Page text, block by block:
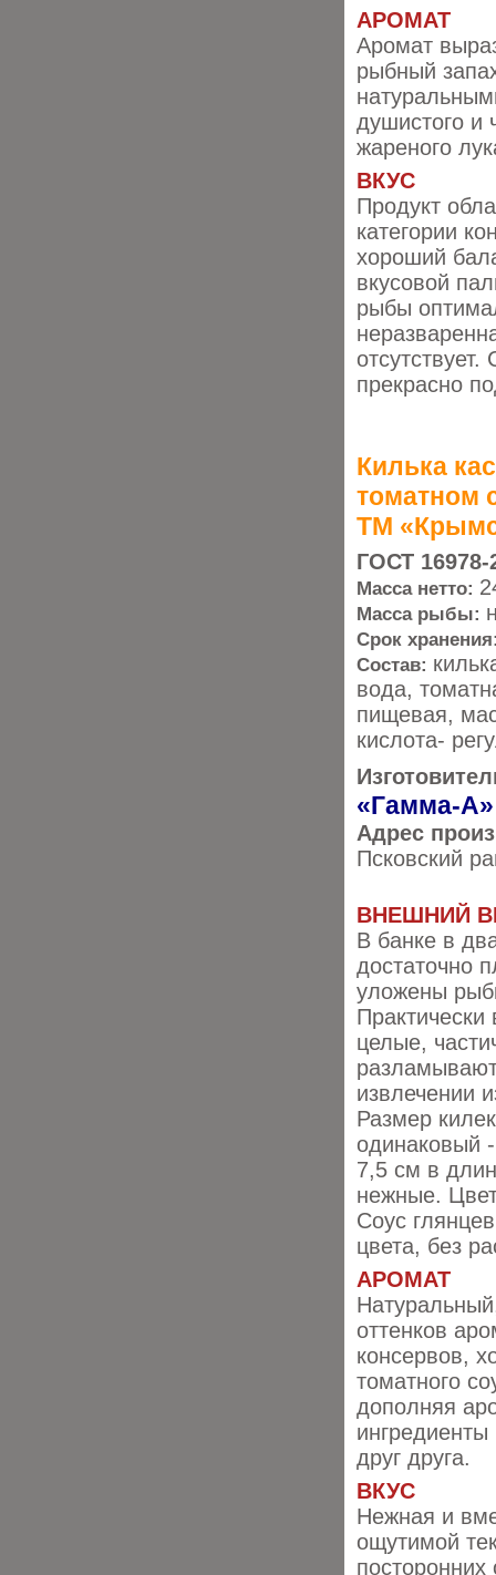
АРОМАТ
Аромат
рыбный
душистого и
жареного
ВКУС
Продукт
категории
хороший
вкусовой
рыбы
прекрасно
Килька
томатном
ТМ
ГОСТ 16978-
Масса нетто:
Масса рыбы:
Срок
Состав:
вода,
пищевая,
кислота-
«Гамма-А»
Адрес
Псковский
ВНЕШНИЙ
В банке в
достаточно
уложены
Практически
целые,
извлечении
Размер
одинаковый
7,5 см в
нежные.
Соус
цвета, без
АРОМАТ
оттенков
консервов,
томатного
дополняя
друг друга.
ВКУС
Нежная и
ощутимой
посторонних